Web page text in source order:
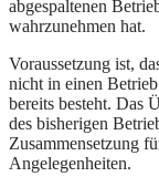
abgespaltenen
wahrzunehmen hat.
Voraussetzung ist,
nicht in einen
bereits besteht. Das
des bisherigen
Zusammensetzung
Angelegenheiten.